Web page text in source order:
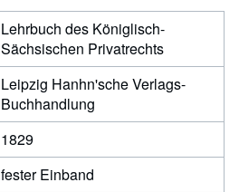
Lehrbuch des Königlisch-
Sächsischen Privatrechts
Leipzig Hanhn'sche Verlags-
Buchhandlung
1829
fester Einband